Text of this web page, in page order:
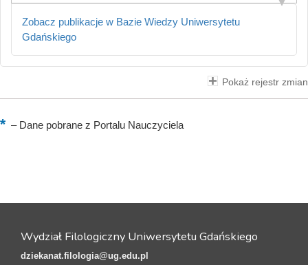
Zobacz publikacje w Bazie Wiedzy Uniwersytetu
Gdańskiego
Pokaż rejestr zmian
–Dane pobrane z Portalu Nauczyciela
Wydział Filologiczny Uniwersytetu Gdańskiego
dziekanat.filologia@ug.edu.pl